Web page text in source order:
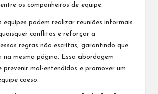
os companheiros de equipe.
equipes podem realizar reuniões informais
conflitos e reforçar a
regras não escritas, garantindo que
na mesma página. Essa abordagem
mal-entendidos e promover um
coeso.